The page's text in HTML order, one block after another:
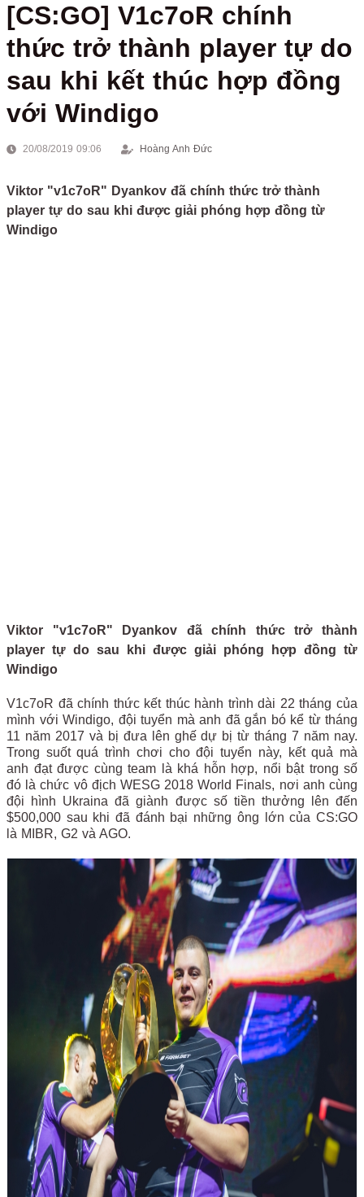
[CS:GO] V1c7oR chính
thức trở thành player tự do
sau khi kết thúc hợp đồng
với Windigo
20/08/2019 09:06 Hoàng Anh Đức
Viktor "v1c7oR" Dyankov đã chính thức trở thành
player tự do sau khi được giải phóng hợp đồng từ
Windigo
Viktor "v1c7oR" Dyankov đã chính thức trở thành
player tự do sau khi được giải phóng hợp đồng từ
Windigo
V1c7oR đã chính thức kết thúc hành trình dài 22 tháng của
mình với Windigo, đội tuyển mà anh đã gắn bó kể từ tháng
11 năm 2017 và bị đưa lên ghế dự bị từ tháng 7 năm nay.
Trong suốt quá trình chơi cho đội tuyển này, kết quả mà
anh đạt được cùng team là khá hỗn hợp, nổi bật trong số
đó là chức vô địch WESG 2018 World Finals, nơi anh cùng
đội hình Ukraina đã giành được số tiền thưởng lên đến
$500,000 sau khi đã đánh bại những ông lớn của CS:GO
là MIBR, G2 và AGO.